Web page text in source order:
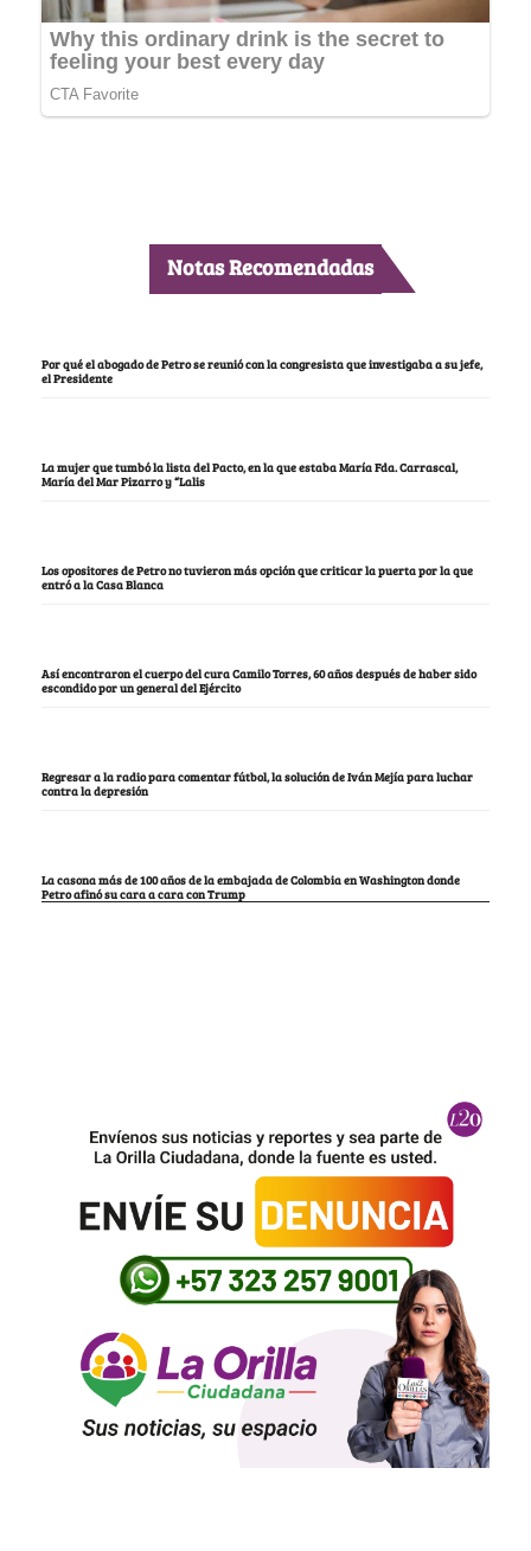
Notas Recomendadas
Por qué el abogado de Petro se reunió con la congresista que investigaba a su jefe,
el Presidente
La mujer que tumbó la lista del Pacto, en la que estaba María Fda. Carrascal,
María del Mar Pizarro y “Lalis
Los opositores de Petro no tuvieron más opción que criticar la puerta por la que
entró a la Casa Blanca
Así encontraron el cuerpo del cura Camilo Torres, 60 años después de haber sido
escondido por un general del Ejército
Regresar a la radio para comentar fútbol, la solución de Iván Mejía para luchar
contra la depresión
La casona más de 100 años de la embajada de Colombia en Washington donde
Petro afinó su cara a cara con Trump